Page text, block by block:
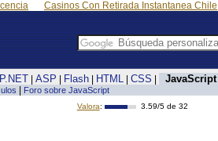
Casinos Con Retirada Instantanea Chile
ASP Flash| HTML| CSS JavaScript
Foro sobre JavaScript
Valora: 3.59/5 de 32